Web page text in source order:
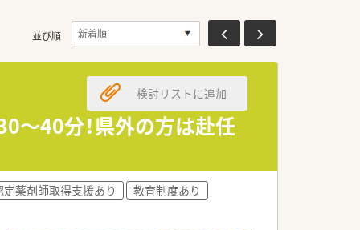
並び順
〜40分！県外の方は赴任
検討リストに追加
定薬剤師取得支援あり 教育制度あり